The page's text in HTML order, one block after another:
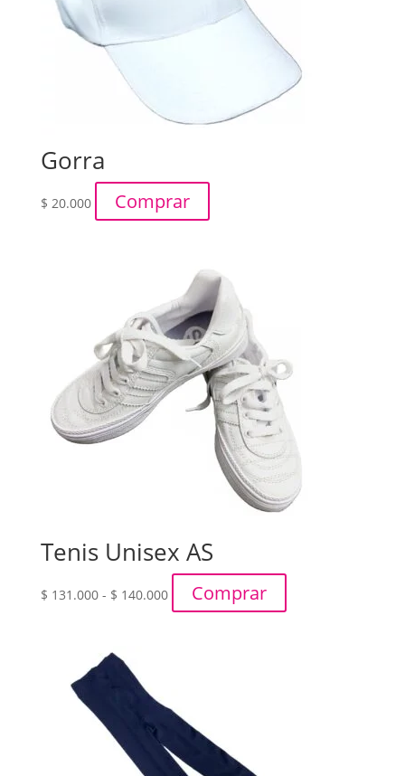
Gorra
$ 20.000 Comprar
Tenis Unisex AS
$ 131.000 - $ 140.000 Rango
de
$ 140.000
Comprar